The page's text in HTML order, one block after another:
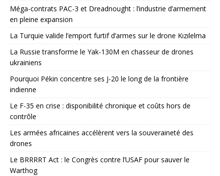
Méga-contrats PAC-3 et Dreadnought : l’industrie d’armement
en pleine expansion
La Turquie valide l’emport furtif d’armes sur le drone Kızılelma
La Russie transforme le Yak-130M en chasseur de drones
ukrainiens
Pourquoi Pékin concentre ses J-20 le long de la frontière
indienne
Le F-35 en crise : disponibilité chronique et coûts hors de
contrôle
Les armées africaines accélèrent vers la souveraineté des
drones
Le BRRRRT Act : le Congrès contre l’USAF pour sauver le
Warthog